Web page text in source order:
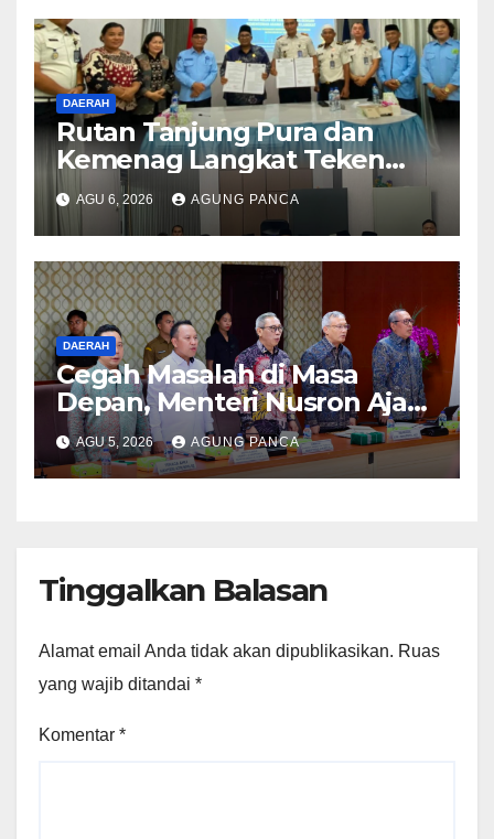
DAERAH
Rutan Tanjung Pura dan
Kemenag Langkat Teken
PKS Pembinaan Kerohanian
Warga Binaan
AGU 6, 2026 AGUNG PANCA
DAERAH
Cegah Masalah di Masa
Depan, Menteri Nusron Ajak
Pemda Percepat Sertipikasi
Tanah Rumah Ibadah di NTT
AGU 5, 2026 AGUNG PANCA
Tinggalkan Balasan
Alamat email Anda tidak akan dipublikasikan. Ruas
yang wajib ditandai *
Komentar *